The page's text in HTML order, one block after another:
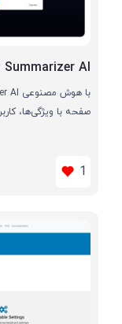
Summarizer AI
صفحه با ویژگی‌ها،
1